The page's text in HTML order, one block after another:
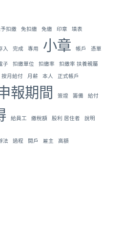
扣繳 免扣繳 免繳 印章 填表
入 完成 專用 小章 帳戶 憑單
子 扣繳單位 扣繳率 扣繳率 扶養親屬
按月給付 月薪 本人 正式帳戶
報期間 簽證 籌備 給付
給員工 繳稅額 股利 居住者 說明
法 過程 開戶 雇主 高額